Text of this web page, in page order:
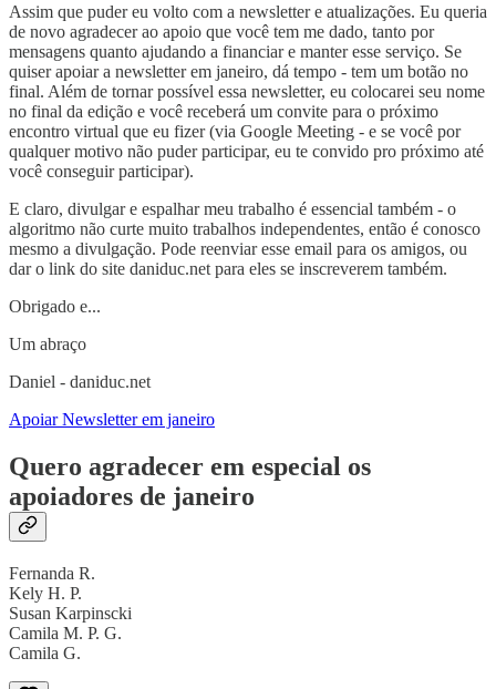
Assim que puder eu volto com a newsletter e atualizações. Eu queria
de novo agradecer ao apoio que você tem me dado, tanto por
mensagens quanto ajudando a financiar e manter esse serviço. Se
quiser apoiar a newsletter em janeiro, dá tempo - tem um botão no
final. Além de tornar possível essa newsletter, eu colocarei seu nome
no final da edição e você receberá um convite para o próximo
encontro virtual que eu fizer (via Google Meeting - e se você por
qualquer motivo não puder participar, eu te convido pro próximo até
você conseguir participar).
E claro, divulgar e espalhar meu trabalho é essencial também - o
algoritmo não curte muito trabalhos independentes, então é conosco
mesmo a divulgação. Pode reenviar esse email para os amigos, ou
dar o link do site daniduc.net para eles se inscreverem também.
Obrigado e...
Um abraço
Daniel - daniduc.net
Apoiar Newsletter em janeiro
Quero agradecer em especial os
apoiadores de janeiro
Fernanda R.
Kely H. P.
Susan Karpinscki
Camila M. P. G.
Camila G.